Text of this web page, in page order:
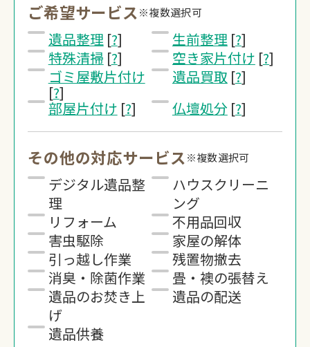
ご希望サービス※複数選択可
遺品整理 [?] 生前整理 [?]
特殊清掃 [?] 空き家片付け [?]
ゴミ屋敷片付け
[?]
遺品買取 [?]
部屋片付け [?] 仏壇処分 [?]
その他の対応サービス※複数選択可
デジタル遺品整
理
ハウスクリーニ
ング
リフォーム
不用品回収
害虫駆除
家屋の解体
引っ越し作業
残置物撤去
消臭・除菌作業
畳・襖の張替え
遺品のお焚き上
げ
遺品の配送
遺品供養